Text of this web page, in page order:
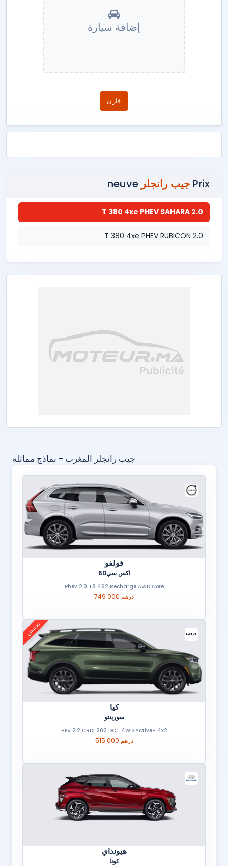
إضافة سيارة
قارن
Prix جيب رانجلر
2.0 T 380 4xe PHEV SAHARA
2.0 T 380 4xe PHEV RUBICON
جيب رانجلر المغرب - نماذج مماثلة
فولفو
اكس سي60
Phev 2.0 T8 462 Recharge AWD Core
749 000 درهم
تخفيض
كيا
سورينتو
HEV 2.2 CRDi 202 DCT 4WD Active+ 4x2
515 000 درهم
هيونداي
كونا